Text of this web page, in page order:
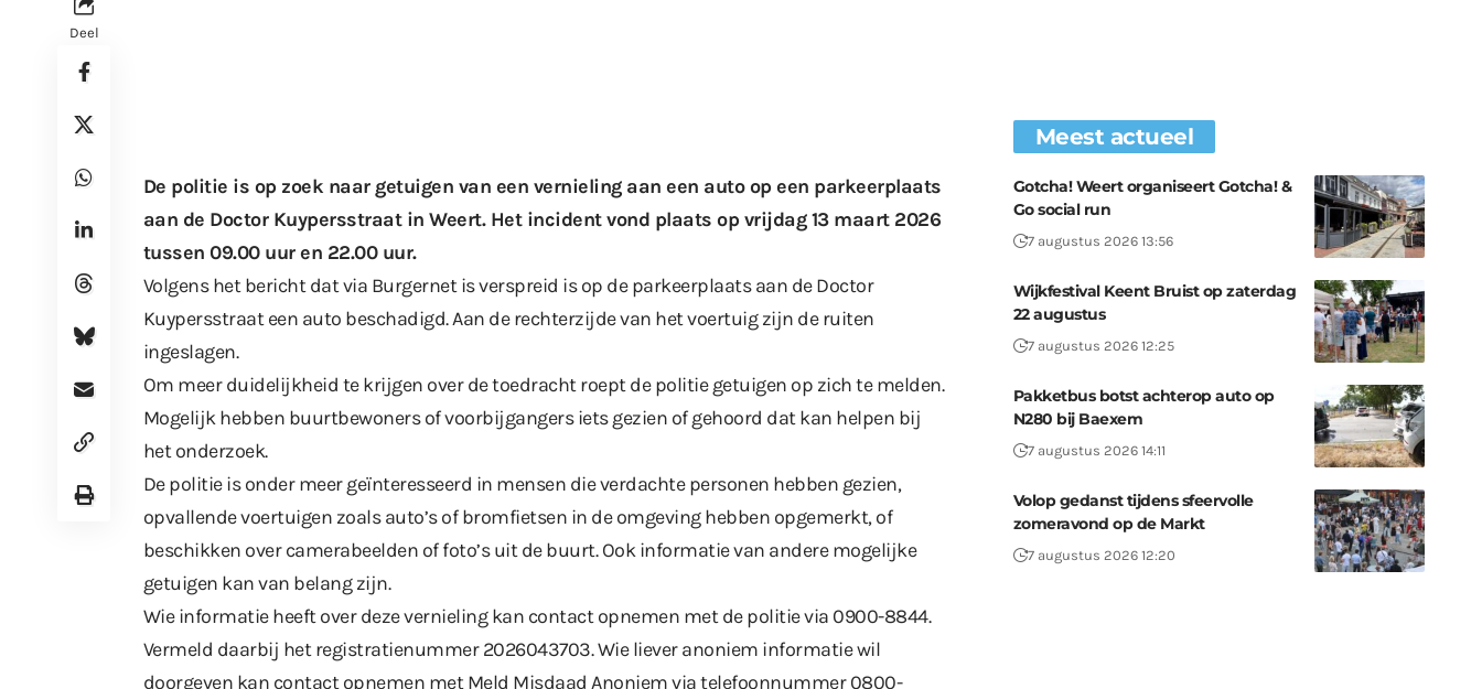
Deel
De politie is op zoek naar getuigen van een vernieling aan een auto op een parkeerplaats
aan de Doctor Kuypersstraat in Weert. Het incident vond plaats op vrijdag 13 maart 2026
tussen 09.00 uur en 22.00 uur.
Volgens het bericht dat via Burgernet is verspreid is op de parkeerplaats aan de Doctor
Kuypersstraat een auto beschadigd. Aan de rechterzijde van het voertuig zijn de ruiten
ingeslagen.
Om meer duidelijkheid te krijgen over de toedracht roept de politie getuigen op zich te melden.
Mogelijk hebben buurtbewoners of voorbijgangers iets gezien of gehoord dat kan helpen bij
het onderzoek.
De politie is onder meer geïnteresseerd in mensen die verdachte personen hebben gezien,
opvallende voertuigen zoals auto’s of bromfietsen in de omgeving hebben opgemerkt, of
beschikken over camerabeelden of foto’s uit de buurt. Ook informatie van andere mogelijke
getuigen kan van belang zijn.
Wie informatie heeft over deze vernieling kan contact opnemen met de politie via 0900-8844.
Vermeld daarbij het registratienummer 2026043703. Wie liever anoniem informatie wil
doorgeven kan contact opnemen met Meld Misdaad Anoniem via telefoonnummer 0800-
Meest actueel
Gotcha! Weert organiseert Gotcha! &
Go social run
7 augustus 2026 13:56
Wijkfestival Keent Bruist op zaterdag
22 augustus
7 augustus 2026 12:25
Pakketbus botst achterop auto op
N280 bij Baexem
7 augustus 2026 14:11
Volop gedanst tijdens sfeervolle
zomeravond op de Markt
7 augustus 2026 12:20